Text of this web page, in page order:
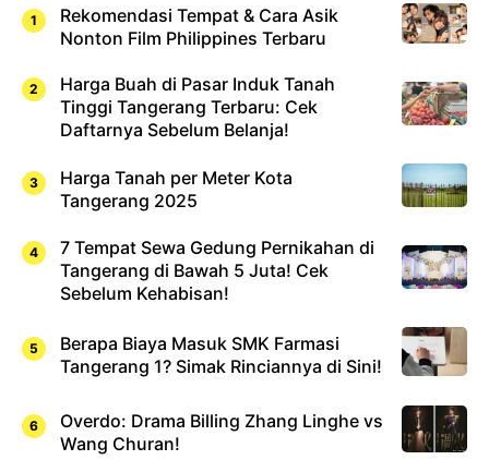
Rekomendasi Tempat & Cara Asik
Nonton Film Philippines Terbaru
Harga Buah di Pasar Induk Tanah
Tinggi Tangerang Terbaru: Cek
Daftarnya Sebelum Belanja!
Harga Tanah per Meter Kota
Tangerang 2025
7 Tempat Sewa Gedung Pernikahan di
Tangerang di Bawah 5 Juta! Cek
Sebelum Kehabisan!
Berapa Biaya Masuk SMK Farmasi
Tangerang 1? Simak Rinciannya di Sini!
Overdo: Drama Billing Zhang Linghe vs
Wang Churan!